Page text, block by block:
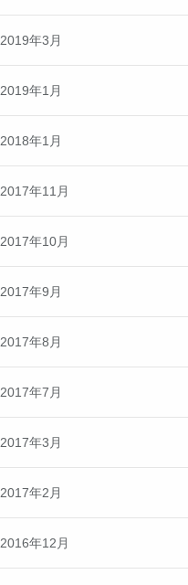
2019年3月
2019年1月
2018年1月
2017年11月
2017年10月
2017年9月
2017年8月
2017年7月
2017年3月
2017年2月
2016年12月